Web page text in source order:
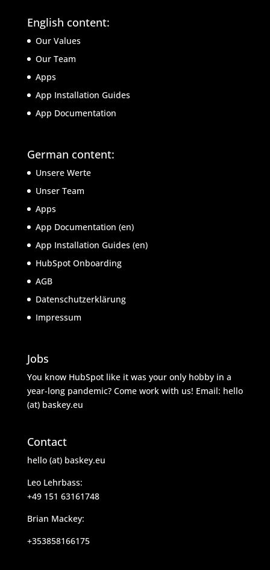
English content:
Our Values
Our Team
Apps
App Installation Guides
App Documentation
German content:
Unsere Werte
Unser Team
Apps
App Documentation (en)
App Installation Guides (en)
HubSpot Onboarding
AGB
Datenschutzerklärung
Impressum
Jobs
You know HubSpot like it was your only hobby in a
year-long pandemic? Come work with us! Email: hello
(at) baskey.eu
Contact
hello (at) baskey.eu
Leo Lehrbass:
+49 151 63161748
Brian Mackey:
+353858166175